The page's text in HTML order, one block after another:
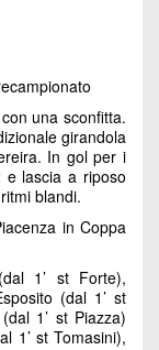
una sconfitta.
girandola
In gol per i
e lascia a riposo
blandi.
in Coppa
1’ st Forte),
(dal 1’ st
1’ st Piazza)
1’ st Tomasini),